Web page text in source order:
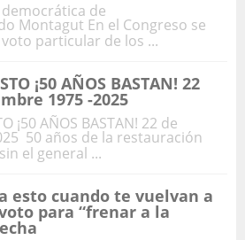
de
Montagut En el Congreso se
particular de los ...
¡50 AÑOS BASTAN! 22
1975 -2025
¡50 AÑOS BASTAN! 22 de
50 años de la restauración
el general ...
esto cuando te vuelvan a
para “frenar a la